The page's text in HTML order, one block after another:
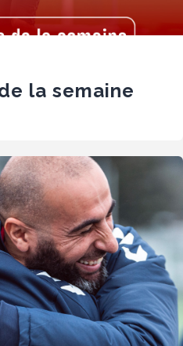
la semaine